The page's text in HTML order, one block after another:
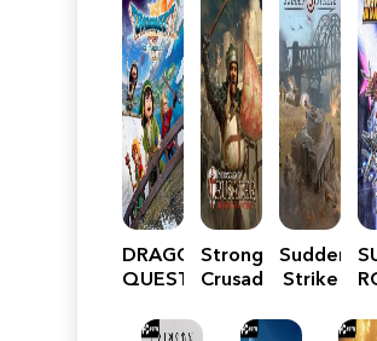
DRAGON
QUEST
Reimagined
Stronghold
Crusader:
Edition
Sudden
Strike